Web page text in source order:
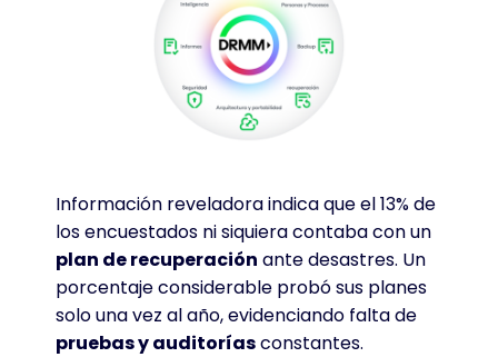
Información reveladora indica que el 13% de
los encuestados ni siquiera contaba con un
plan de recuperación ante desastres. Un
porcentaje considerable probó sus planes
solo una vez al año, evidenciando falta de
pruebas y auditoríasconstantes.